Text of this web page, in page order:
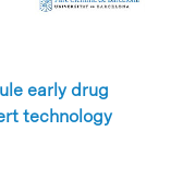
early drug
technology